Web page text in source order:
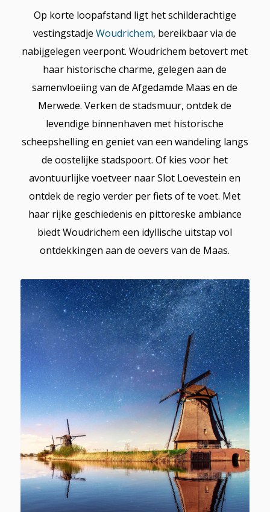
Op korte loopafstand ligt het schilderachtige
vestingstadjeWoudrichem, bereikbaar via de
nabijgelegen veerpont. Woudrichem betovert met
haar historische charme, gelegen aan de
samenvloeiing van de Afgedamde Maas en de
Merwede. Verken de stadsmuur, ontdek de
levendige binnenhaven met historische
scheepshelling en geniet van een wandeling langs
de oostelijke stadspoort. Of kies voor het
avontuurlijke voetveer naar Slot Loevestein en
ontdek de regio verder per fiets of te voet. Met
haar rijke geschiedenis en pittoreske ambiance
biedt Woudrichem een idyllische uitstap vol
ontdekkingen aan de oevers van de Maas.